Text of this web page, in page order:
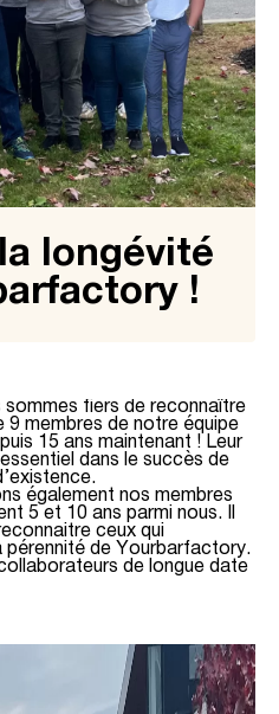
longévité
!
fiers de reconnaître
9 membres de notre équipe
15 ans maintenant ! Leur
dans le succès de
également nos membres
5 et 10 ans parmi nous. Il
ceux qui
de Yourbarfactory.
de longue date